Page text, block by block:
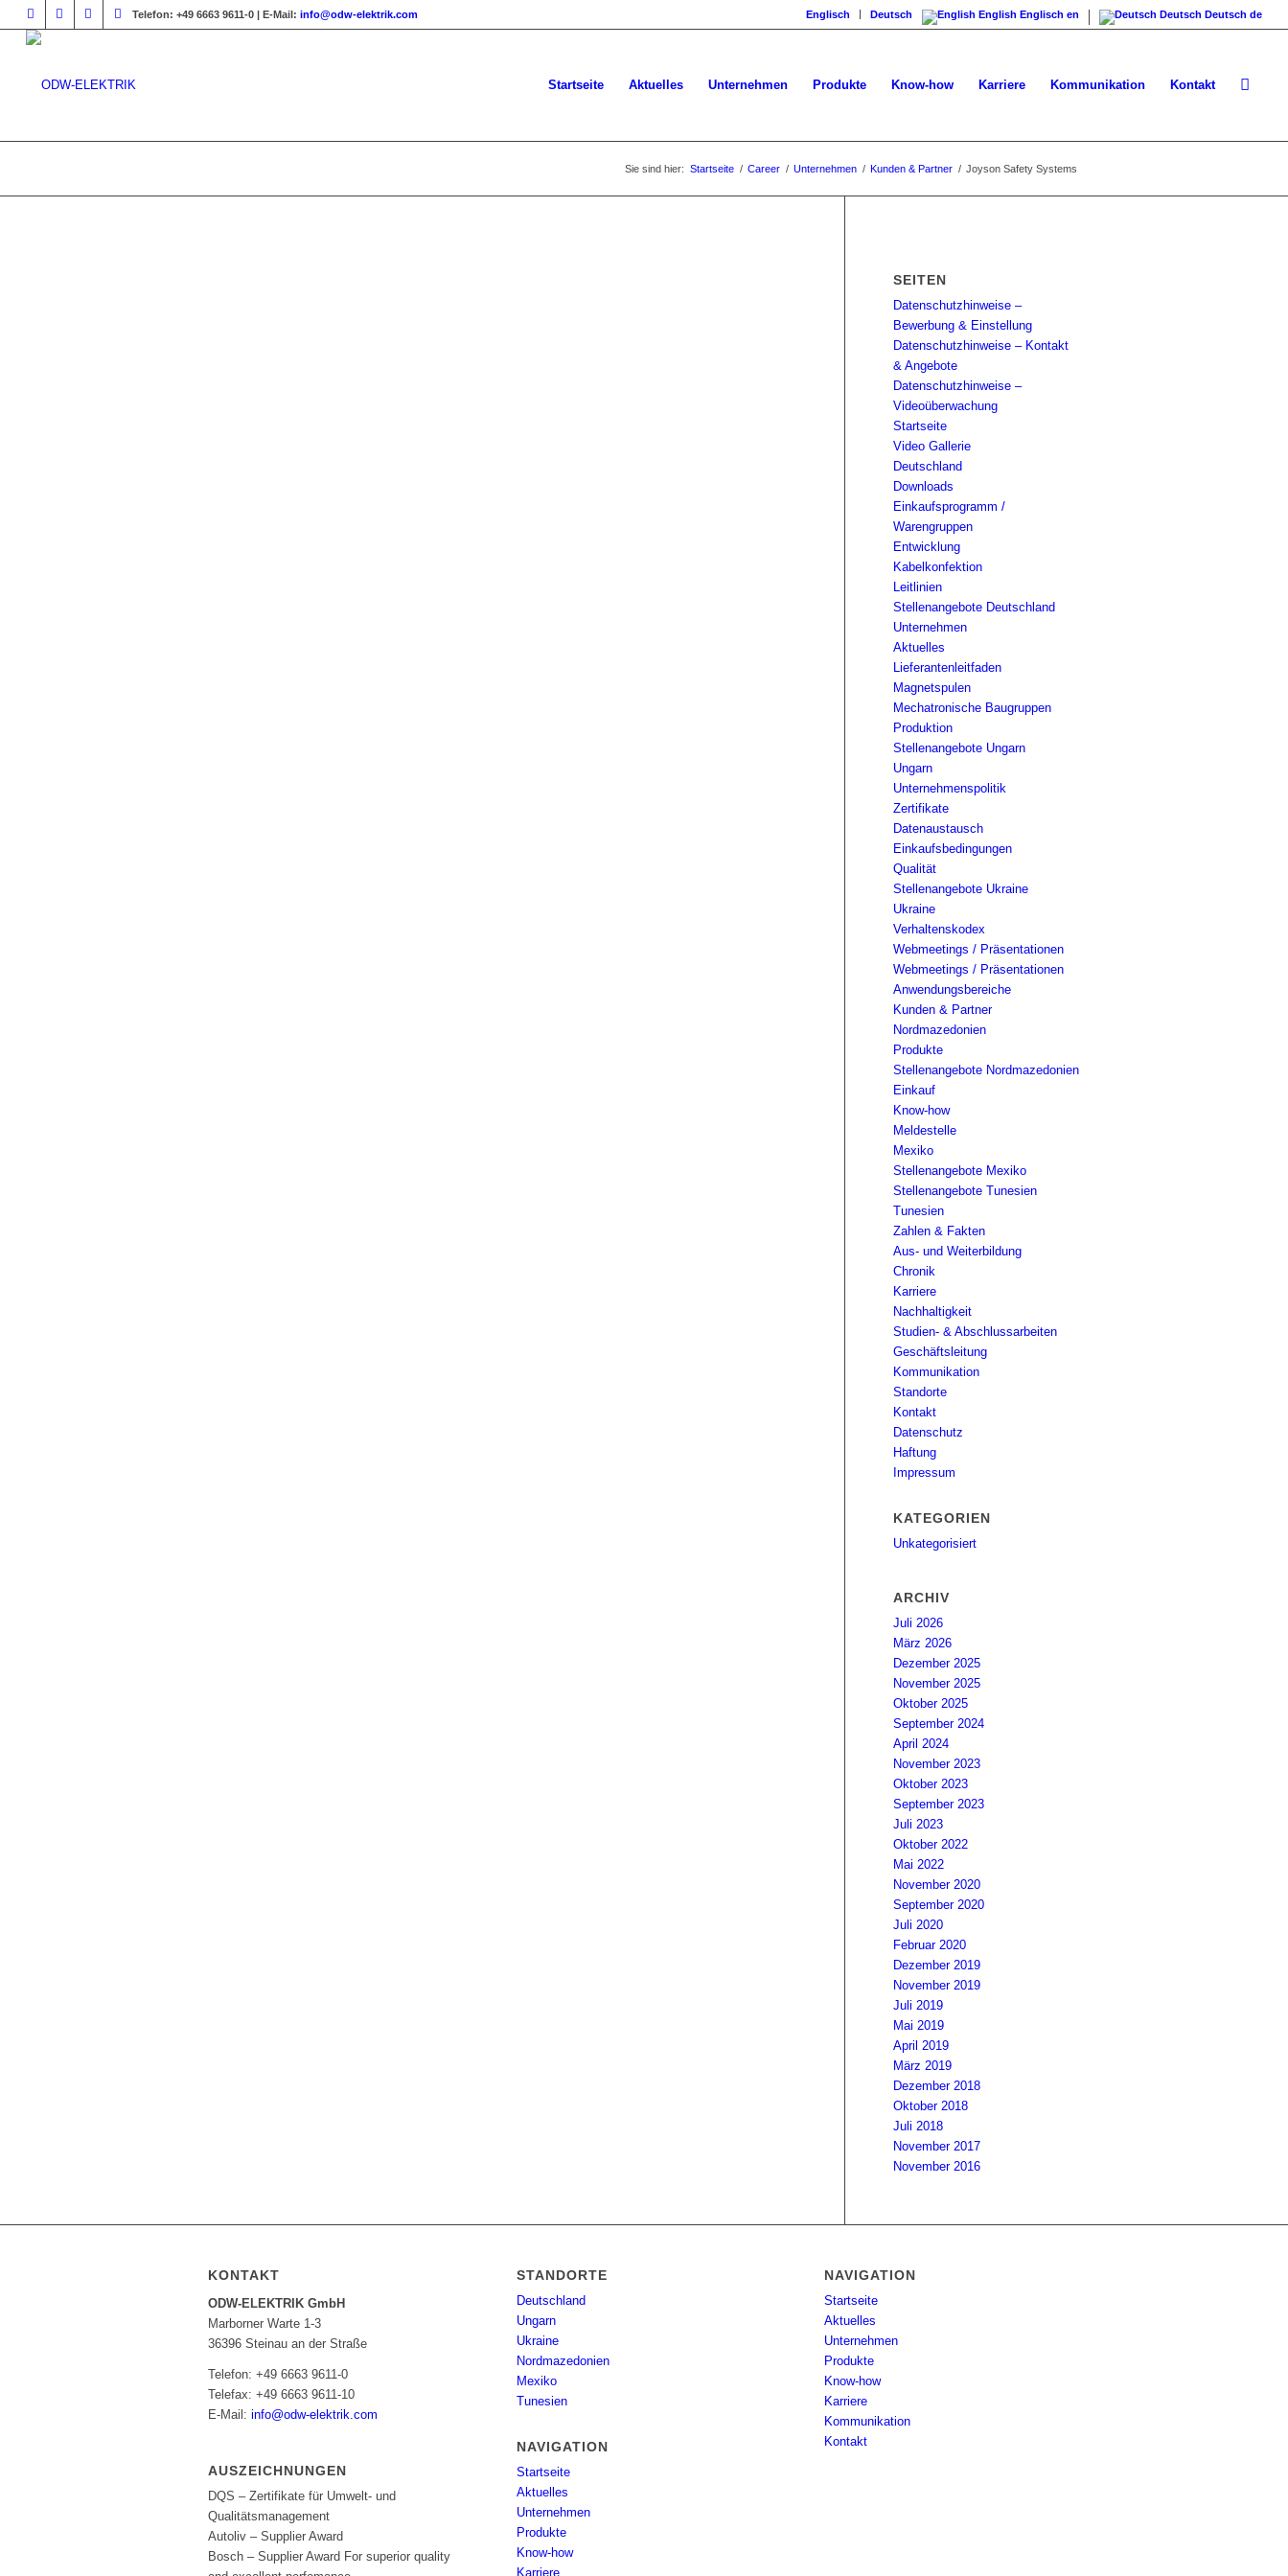
Englisch Deutsch English Englisch en Deutsch Deutsch de
Telefon: +49 6663 9611-0 | E-Mail: info@odw-elektrik.com
Startseite Aktuelles Unternehmen Produkte Know-how Karriere Kommunikation Kontakt
Sie sind hier: Startseite / Career / Unternehmen / Kunden & Partner / Joyson Safety Systems
SEITEN
Datenschutzhinweise –
Bewerbung & Einstellung
Datenschutzhinweise – Kontakt
& Angebote
Datenschutzhinweise –
Videoüberwachung
Startseite
Video Gallerie
Deutschland
Downloads
Einkaufsprogramm /
Warengruppen
Entwicklung
Kabelkonfektion
Leitlinien
Stellenangebote Deutschland
Unternehmen
Aktuelles
Lieferantenleitfaden
Magnetspulen
Mechatronische Baugruppen
Produktion
Stellenangebote Ungarn
Ungarn
Unternehmenspolitik
Zertifikate
Datenaustausch
Einkaufsbedingungen
Qualität
Stellenangebote Ukraine
Ukraine
Verhaltenskodex
Webmeetings / Präsentationen
Webmeetings / Präsentationen
Anwendungsbereiche
Kunden & Partner
Nordmazedonien
Produkte
Stellenangebote Nordmazedonien
Einkauf
Know-how
Meldestelle
Mexiko
Stellenangebote Mexiko
Stellenangebote Tunesien
Tunesien
Zahlen & Fakten
Aus- und Weiterbildung
Chronik
Karriere
Nachhaltigkeit
Studien- & Abschlussarbeiten
Geschäftsleitung
Kommunikation
Standorte
Kontakt
Datenschutz
Haftung
Impressum
KATEGORIEN
Unkategorisiert
ARCHIV
Juli 2026
März 2026
Dezember 2025
November 2025
Oktober 2025
September 2024
April 2024
November 2023
Oktober 2023
September 2023
Juli 2023
Oktober 2022
Mai 2022
November 2020
September 2020
Juli 2020
Februar 2020
Dezember 2019
November 2019
Juli 2019
Mai 2019
April 2019
März 2019
Dezember 2018
Oktober 2018
Juli 2018
November 2017
November 2016
KONTAKT
ODW-ELEKTRIK GmbH
Marborner Warte 1-3
36396 Steinau an der Straße
Telefon: +49 6663 9611-0
Telefax: +49 6663 9611-10
E-Mail: info@odw-elektrik.com
AUSZEICHNUNGEN
DQS – Zertifikate für Umwelt- und
Qualitätsmanagement
Autoliv – Supplier Award
Bosch – Supplier Award For superior quality
STANDORTE
Deutschland
Ungarn
Ukraine
Nordmazedonien
Mexiko
Tunesien
NAVIGATION
Startseite
Aktuelles
Unternehmen
Produkte
Know-how
Karriere
NAVIGATION
Startseite
Aktuelles
Unternehmen
Produkte
Know-how
Karriere
Kommunikation
Kontakt